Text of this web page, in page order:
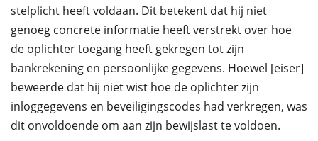
stelplicht heeft voldaan. Dit betekent dat hij niet
genoeg concrete informatie heeft verstrekt over hoe
de oplichter toegang heeft gekregen tot zijn
bankrekening en persoonlijke gegevens. Hoewel [eiser]
beweerde dat hij niet wist hoe de oplichter zijn
inloggegevens en beveiligingscodes had verkregen, was
dit onvoldoende om aan zijn bewijslast te voldoen.